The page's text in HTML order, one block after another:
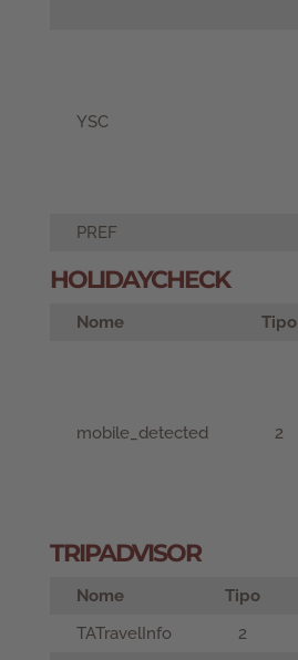
YSC
PREF
HOLIDAYCHECK
Nome Tipo
mobile_detected 2
TRIPADVISOR
Nome Tipo
TATravelInfo
2